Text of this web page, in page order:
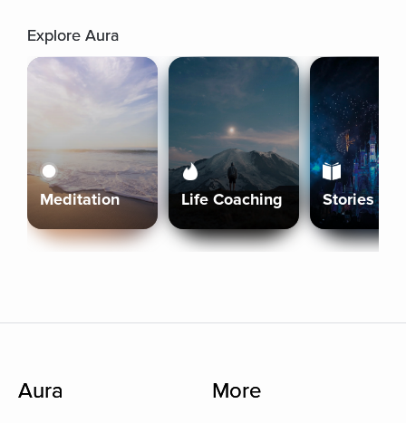
Explore Aura
Meditation Life Coaching Stories
Aura More